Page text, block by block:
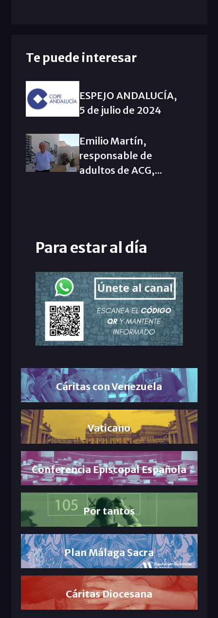
Te puede interesar
ESPEJO ANDALUCÍA,
5 de julio de 2024
Emilio Martín,
responsable de
adultos de ACG,...
Para estar al día
Cáritas con Venezuela
Vaticano
Conferencia Episcopal Española
Por tantos
Plan Málaga Sacra
Cáritas Diocesana